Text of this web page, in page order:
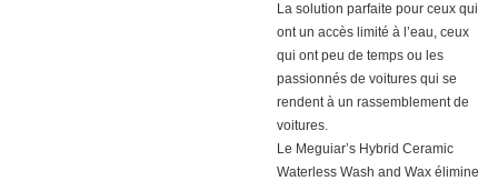
La solution parfaite pour ceux qui
ont un accès limité à l’eau, ceux
qui ont peu de temps ou les
passionnés de voitures qui se
rendent à un rassemblement de
voitures.
Le Meguiar’s Hybrid Ceramic
Waterless Wash and Wax élimine